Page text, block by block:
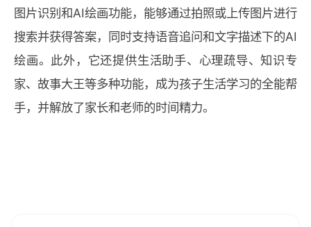
图片识别和AI绘画功能，能够通过拍照或上传图片进行
搜索并获得答案，同时支持语音追问和文字描述下的AI
绘画。此外，它还提供生活助手、心理疏导、知识专
家、故事大王等多种功能，成为孩子生活学习的全能帮
手，并解放了家长和老师的时间精力。